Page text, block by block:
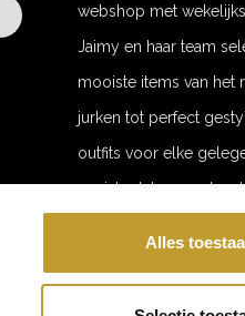
Alles
webshop met
Jaimy en haar team
mooiste items van het
jurken tot perfect
outfits voor elke
socials delen we
Hi babe 💕
Ontvang 10% korting op je